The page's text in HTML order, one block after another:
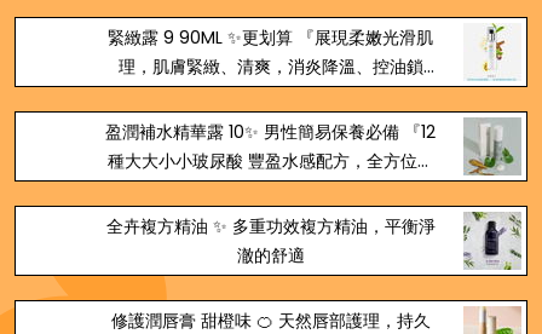
緊緻露 9 90ML ✨更划算 『展現柔嫩光滑肌
理，肌膚緊緻、清爽，消炎降溫、控油鎖
盈潤補水精華露 10✨ 男性簡易保養必備 『12
種大大小小玻尿酸 豐盈水感配方，全方位注
全卉複方精油 ✨ 多重功效複方精油，平衡淨
澈的舒適
修護潤唇膏 甜橙味 🍊 天然唇部護理，持久